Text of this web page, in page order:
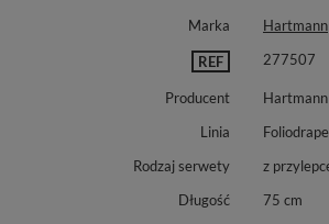
Marka Hartmann
REF 277507
Producent
Hartmann
Linia
Foliodrape
Rodzaj serwety
z
Długość
75 cm